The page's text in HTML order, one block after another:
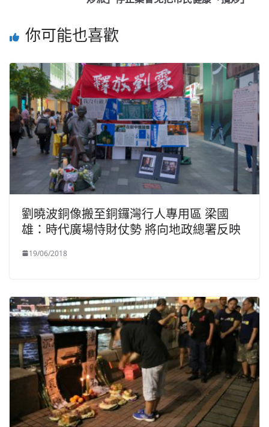
你可能也喜歡
劉曉波銅像搬至銅鑼灣行人專用區 梁國
雄：時代廣場恃財仗勢 將向地政總署反映
19/06/2018